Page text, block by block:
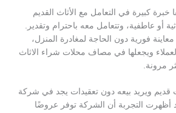
كبيرة في التعامل مع الأثاث القديم
أو عاطفية، وتتعامل معه باحترام وتقدير.
فورية دون الحاجة لمغادرة المنزل،
ويجعلها في مصاف محلات شراء الاثاث
مرونة.
قديم ويريد بيعه دون تعقيدات يجد في شركة
أظهرت التجربة أن الشركة توفر عروضًا